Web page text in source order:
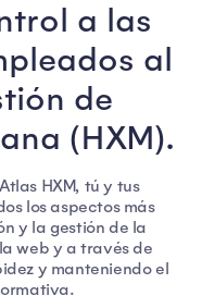
a las
al
de
(HXM).
HXM, tú y tus
los aspectos más
y la gestión de la
web y a través de
y manteniendo el